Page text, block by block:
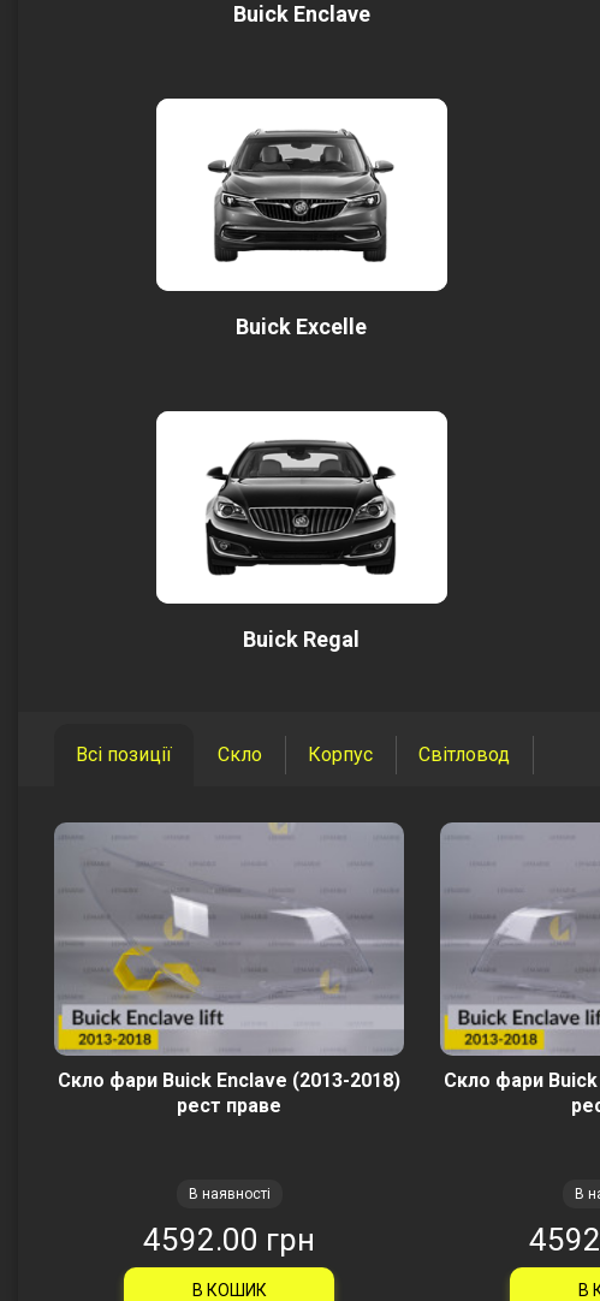
Buick Enclave
Buick Excelle
Buick Regal
Всі позиції Скло Корпус Світловод
Скло фари Buick Enclave (2013-2018)
рест праве
В наявності
4592.00 грн
В КОШИК
Скло фари
В
В